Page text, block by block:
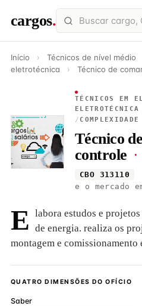
cargos.
Início › Técnicos de nível médio
eletrotécnica
› Técnico de
TÉCNICOS EM
ELETROTÉCNICA
/
Técnico
controle ·
CBO 313110
e o mercado
E labora estudos e
de energia. realiza os
montagem e comissionamento
QUATRO DIMENSÕES DO OFÍCIO
Saber